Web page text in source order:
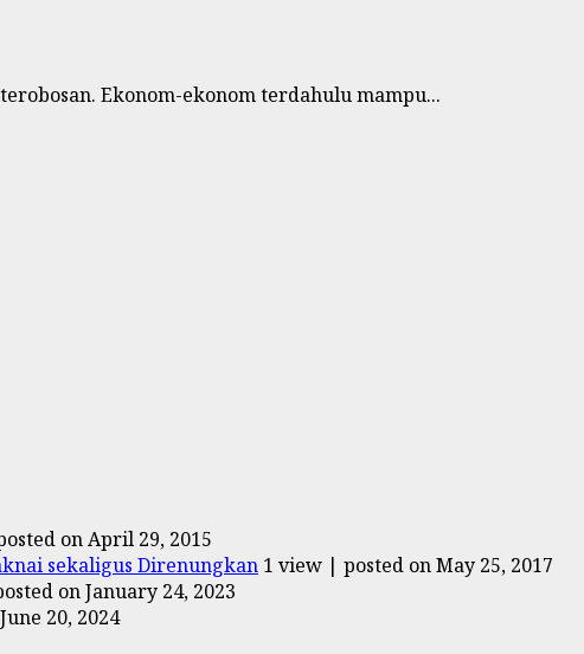
Ekonom-ekonom terdahulu mampu...
on April 29, 2015
sekaligus Direnungkan 1 view | posted on May 25, 2017
on January 24, 2023
20, 2024